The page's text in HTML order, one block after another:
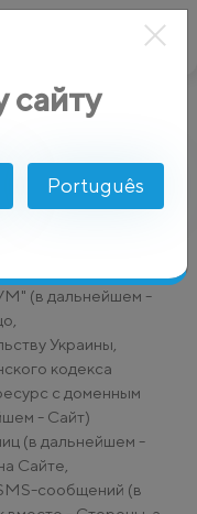
Правила
(в дальнейшем -
Украины,
кодекса
с доменным
- Сайт)
(в дальнейшем -
Сайте,
сообщений (в
сайту
Português